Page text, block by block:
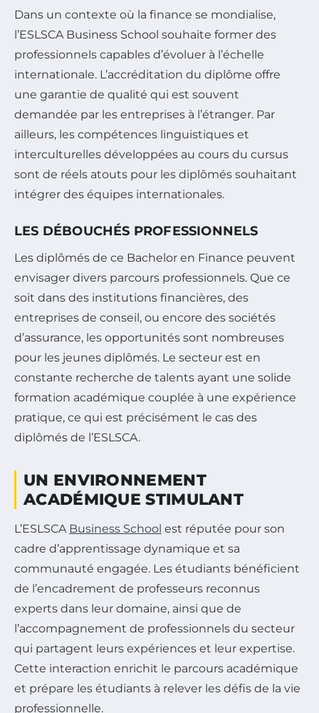
Dans un contexte où la finance se mondialise,
l’ESLSCA Business School souhaite former des
professionnels capables d’évoluer à l’échelle
internationale. L’accréditation du diplôme offre
une garantie de qualité qui est souvent
demandée par les entreprises à l’étranger. Par
ailleurs, les compétences linguistiques et
interculturelles développées au cours du cursus
sont de réels atouts pour les diplômés souhaitant
intégrer des équipes internationales.
LES DÉBOUCHÉS PROFESSIONNELS
Les diplômés de ce Bachelor en Finance peuvent
envisager divers parcours professionnels. Que ce
soit dans des institutions financières, des
entreprises de conseil, ou encore des sociétés
d’assurance, les opportunités sont nombreuses
pour les jeunes diplômés. Le secteur est en
constante recherche de talents ayant une solide
formation académique couplée à une expérience
pratique, ce qui est précisément le cas des
diplômés de l’ESLSCA.
UN ENVIRONNEMENT
ACADÉMIQUE STIMULANT
L’ESLSCA Business School est réputée pour son
cadre d’apprentissage dynamique et sa
communauté engagée. Les étudiants bénéficient
de l’encadrement de professeurs reconnus
experts dans leur domaine, ainsi que de
l’accompagnement de professionnels du secteur
qui partagent leurs expériences et leur expertise.
Cette interaction enrichit le parcours académique
et prépare les étudiants à relever les défis de la vie
professionnelle.